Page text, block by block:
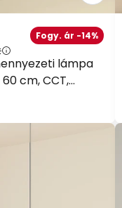
lámpa
cm, CCT,
Fogy. ár -14%